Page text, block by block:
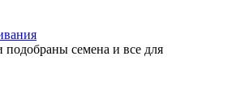
семена и все для